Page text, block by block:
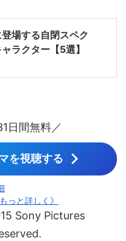
場する自閉スペク
ラクター【5選】
日間無料／
を視聴する
っと詳しく》
Sony Pictures